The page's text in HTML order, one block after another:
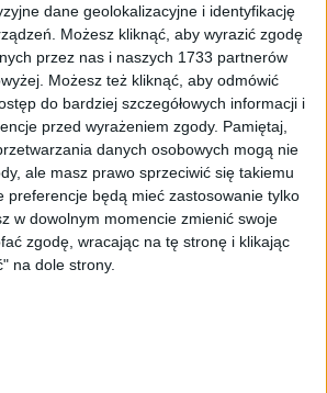
dane geolokalizacyjne i identyfikację
Możesz kliknąć, aby wyrazić zgodę
przez nas i naszych 1733 partnerów
Możesz też kliknąć, aby odmówić
do bardziej szczegółowych informacji i
przed wyrażeniem zgody. Pamiętaj,
danych osobowych mogą nie
ale masz prawo sprzeciwić się takiemu
preferencje będą mieć zastosowanie tylko
w dowolnym momencie zmienić swoje
zgodę, wracając na tę stronę i klikając
na dole strony.
FHS ALLOY zielone
188,99zł
ZOBACZ WIĘCEJ